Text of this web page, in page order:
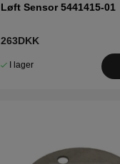
Løft Sensor 5441415-01
263DKK
I lager